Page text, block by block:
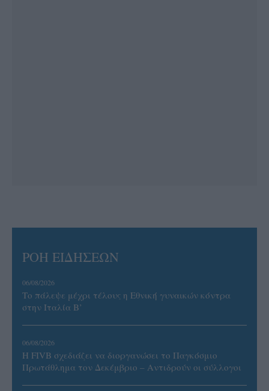
ΡΟΗ ΕΙΔΗΣΕΩΝ
06/08/2026
Το πάλεψε μέχρι τέλους η Εθνική γυναικών κόντρα
στην Ιταλία Β’
06/08/2026
Η FIVB σχεδιάζει να διοργανώσει το Παγκόσμιο
Πρωτάθλημα τον Δεκέμβριο – Αντιδρούν οι σύλλογοι